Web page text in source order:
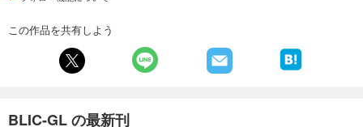
この作品を共有しよう
BLIC-GL の最新刊